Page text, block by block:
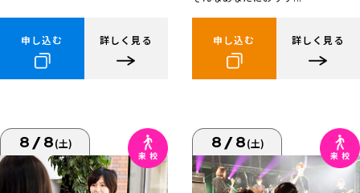
申し込む 詳しく見る 申し込む 詳しく見る
8/8(土) 8/8(土)